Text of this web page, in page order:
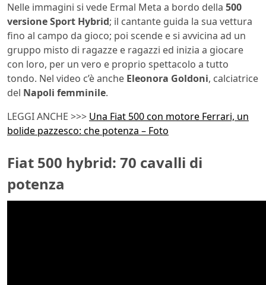
Nelle immagini si vede Ermal Meta a bordo della 500
versione Sport Hybrid; il cantante guida la sua vettura
fino al campo da gioco; poi scende e si avvicina ad un
gruppo misto di ragazze e ragazzi ed inizia a giocare
con loro, per un vero e proprio spettacolo a tutto
tondo. Nel video c’è anche Eleonora Goldoni, calciatrice
del Napoli femminile.
LEGGI ANCHE >>> Una Fiat 500 con motore Ferrari, un
bolide pazzesco: che potenza – Foto
Fiat 500 hybrid: 70 cavalli di
potenza